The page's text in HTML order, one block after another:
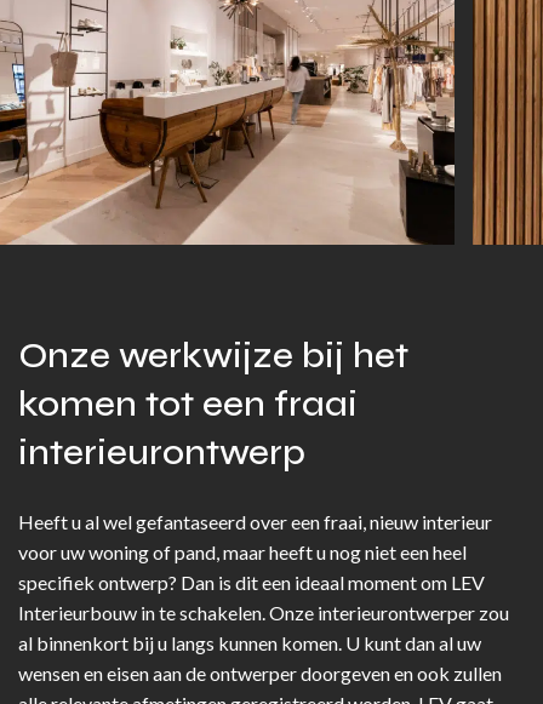
Onze werkwijze bij het
komen tot een fraai
interieurontwerp
Heeft u al wel gefantaseerd over een fraai, nieuw interieur
voor uw woning of pand, maar heeft u nog niet een heel
specifiek ontwerp? Dan is dit een ideaal moment om LEV
Interieurbouw in te schakelen. Onze interieurontwerper zou
al binnenkort bij u langs kunnen komen. U kunt dan al uw
wensen en eisen aan de ontwerper doorgeven en ook zullen